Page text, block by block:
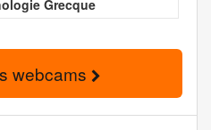
Grecque
webcams